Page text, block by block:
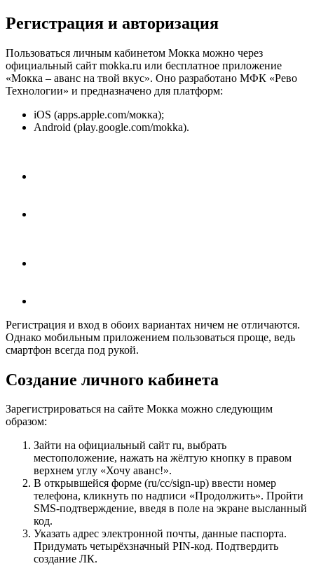
Регистрация и авторизация
Пользоваться личным кабинетом Мокка можно через
официальный сайт mokka.ru или бесплатное приложение
«Мокка – аванс на твой вкус». Оно разработано МФК «Рево
Технологии» и предназначено для платформ:
iOS (apps.apple.com/мокка);
Android (play.google.com/mokka).
Регистрация и вход в обоих вариантах ничем не отличаются.
Однако мобильным приложением пользоваться проще, ведь
смартфон всегда под рукой.
Создание личного кабинета
Зарегистрироваться на сайте Мокка можно следующим
образом:
Зайти на официальный сайт ru, выбрать
местоположение, нажать на жёлтую кнопку в правом
верхнем углу «Хочу аванс!».
В открывшейся форме (ru/cc/sign-up) ввести номер
телефона, кликнуть по надписи «Продолжить». Пройти
SMS-подтверждение, введя в поле на экране высланный
код.
Указать адрес электронной почты, данные паспорта.
Придумать четырёхзначный PIN-код. Подтвердить
создание ЛК.